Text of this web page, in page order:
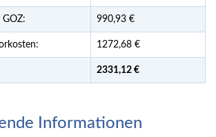
990,93 €
1272,68 €
2331,12 €
Informationen